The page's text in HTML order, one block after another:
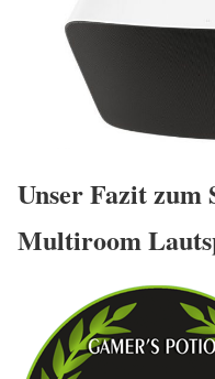
Unser Fazit zum
Multiroom